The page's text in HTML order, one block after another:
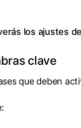
los ajustes
clave
que deben